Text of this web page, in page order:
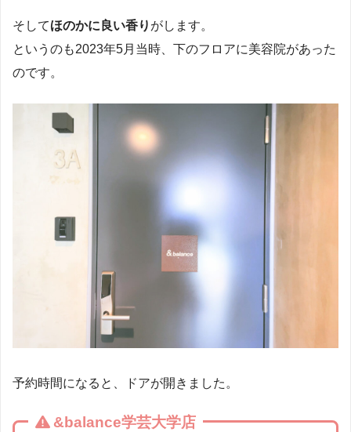
そしてほのかに良い香り がします。
というのも2023年5月当時、下のフロアに美容院があった
のです。
予約時間になると、ドアが開きました。
&balance学芸大学店